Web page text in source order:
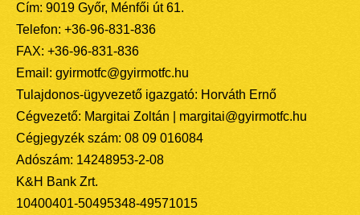
Cím: 9019 Győr, Ménfői út 61.
Telefon: +36-96-831-836
FAX: +36-96-831-836
Email: gyirmotfc@gyirmotfc.hu
Tulajdonos-ügyvezető igazgató: Horváth Ernő
Cégvezető: Margitai Zoltán | margitai@gyirmotfc.hu
Cégjegyzék szám: 08 09 016084
Adószám: 14248953-2-08
K&H Bank Zrt.
10400401-50495348-49571015